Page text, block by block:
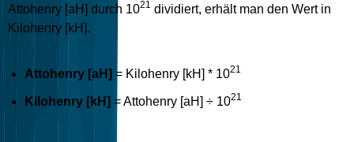
Attohenry [aH] durch 1021 dividiert, erhält man den Wert in
Kilohenry [kH].
Attohenry [aH] = Kilohenry [kH] * 1021
Kilohenry [kH] = Attohenry [aH] ÷ 1021